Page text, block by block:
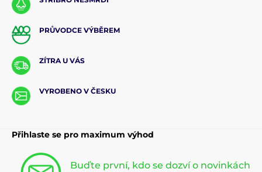
PRŮVODCE VÝBĚREM
ZÍTRA U VÁS
VYROBENO V ČESKU
Přihlaste se pro maximum výhod
Buďte první, kdo se dozví o novinkách